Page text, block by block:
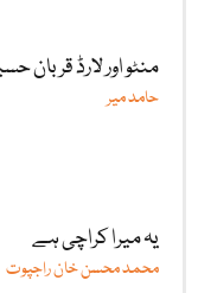
منٹو اور لارڈ قربان
حامد میر
یہ میرا کراچی ہے
محمد محسن خان راجپوت